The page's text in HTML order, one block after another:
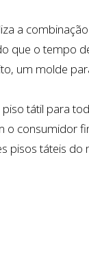
a
que o tempo
um molde
tátil para
consumidor
pisos táteis do